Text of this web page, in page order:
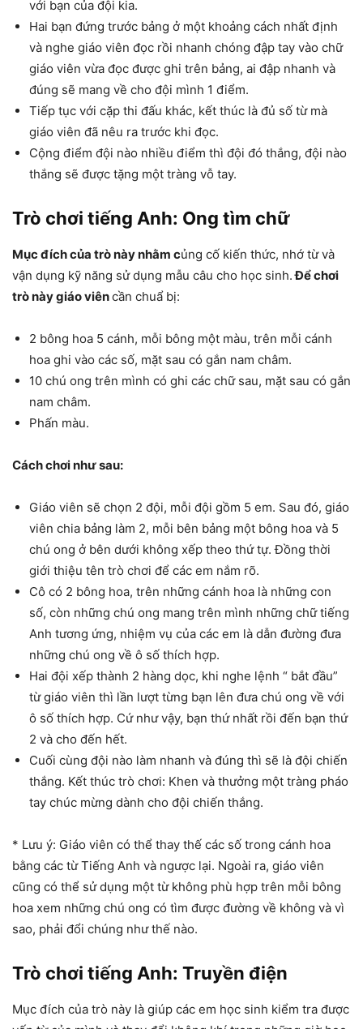
với bạn của đội kia.
Hai bạn đứng trước bảng ở một khoảng cách nhất định
và nghe giáo viên đọc rồi nhanh chóng đập tay vào chữ
giáo viên vừa đọc được ghi trên bảng, ai đập nhanh và
đúng sẽ mang về cho đội mình 1 điểm.
Tiếp tục với cặp thi đấu khác, kết thúc là đủ số từ mà
giáo viên đã nêu ra trước khi đọc.
Cộng điểm đội nào nhiều điểm thì đội đó thắng, đội nào
thắng sẽ được tặng một tràng vỗ tay.
Trò chơi tiếng Anh: Ong tìm chữ
Mục đích của trò này nhằm củng cố kiến thức, nhớ từ và
vận dụng kỹ năng sử dụng mẫu câu cho học sinh.Để chơi
trò này giáo viêncần chuẩ bị:
2 bông hoa 5 cánh, mỗi bông một màu, trên mỗi cánh
hoa ghi vào các số, mặt sau có gắn nam châm.
10 chú ong trên mình có ghi các chữ sau, mặt sau có gắn
nam châm.
Phấn màu.
Cách chơi như sau:
Giáo viên sẽ chọn 2 đội, mỗi đội gồm 5 em. Sau đó, giáo
viên chia bảng làm 2, mỗi bên bảng một bông hoa và 5
chú ong ở bên dưới không xếp theo thứ tự. Đồng thời
giới thiệu tên trò chơi để các em nắm rõ.
Cô có 2 bông hoa, trên những cánh hoa là những con
số, còn những chú ong mang trên mình những chữ tiếng
Anh tương ứng, nhiệm vụ của các em là dẫn đường đưa
những chú ong về ô số thích hợp.
Hai đội xếp thành 2 hàng dọc, khi nghe lệnh “ bắt đầu”
từ giáo viên thì lần lượt từng bạn lên đưa chú ong về với
ô số thích hợp. Cứ như vậy, bạn thứ nhất rồi đến bạn thứ
2 và cho đến hết.
Cuối cùng đội nào làm nhanh và đúng thì sẽ là đội chiến
thắng. Kết thúc trò chơi: Khen và thưởng một tràng pháo
tay chúc mừng dành cho đội chiến thắng.
* Lưu ý: Giáo viên có thể thay thế các số trong cánh hoa
bằng các từ Tiếng Anh và ngược lại. Ngoài ra, giáo viên
cũng có thể sử dụng một từ không phù hợp trên mỗi bông
hoa xem những chú ong có tìm được đường về không và vì
sao, phải đổi chúng như thế nào.
Trò chơi tiếng Anh: Truyền điện
Mục đích của trò này là giúp các em học sinh kiểm tra được